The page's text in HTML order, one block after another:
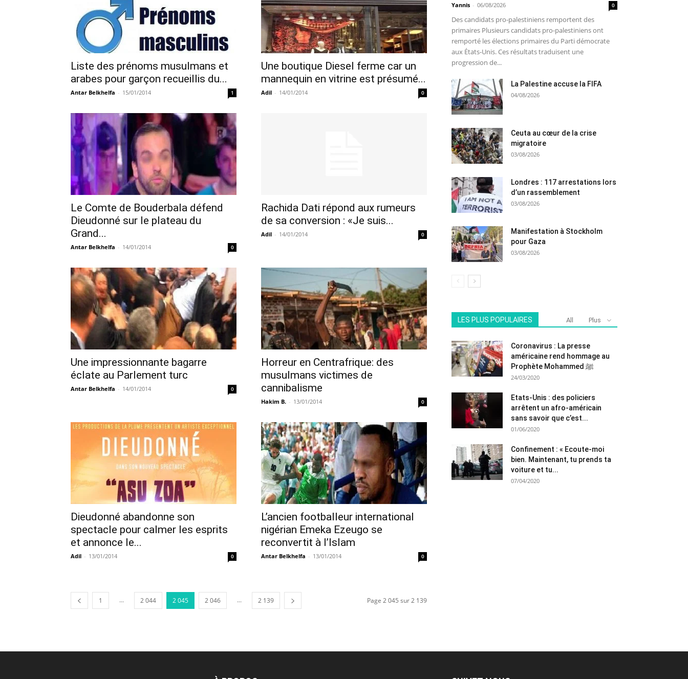
Liste des prénoms musulmans et
arabes pour garçon recueillis du...
Antar Belkhelfa - 15/01/2014 1
Une boutique Diesel ferme car un
mannequin en vitrine est présumé...
Adil - 14/01/2014 0
Le Comte de Bouderbala défend
Dieudonné sur le plateau du
Grand...
Antar Belkhelfa - 14/01/2014 0
Rachida Dati répond aux rumeurs
de sa conversion : «Je suis...
Adil - 14/01/2014 0
Une impressionnante bagarre
éclate au Parlement turc
Antar Belkhelfa - 14/01/2014 0
Horreur en Centrafrique: des
musulmans victimes de
cannibalisme
Hakim B. - 13/01/2014 0
Dieudonné abandonne son
spectacle pour calmer les esprits
et annonce le...
Adil - 13/01/2014 0
L’ancien footballeur international
nigérian Emeka Ezeugo se
reconvertit à l’Islam
Antar Belkhelfa - 13/01/2014 0
1 ... 2 044 2 045 2 046 ... 2 139 Page 2 045 sur 2 139
Yannis - 06/08/2026 0
Des candidats pro-palestiniens remportent des
primaires Plusieurs candidats pro-palestiniens ont
remporté les élections primaires du Parti démocrate
aux États-Unis. Ces résultats traduisent une
progression de...
La Palestine accuse la FIFA
04/08/2026
Ceuta au cœur de la crise
migratoire
03/08/2026
Londres : 117 arrestations lors
d’un rassemblement
03/08/2026
Manifestation à Stockholm
pour Gaza
03/08/2026
LES PLUS POPULAIRES All Plus
Coronavirus : La presse
américaine rend hommage au
Prophète Mohammed ﷺ
24/03/2020
Etats-Unis : des policiers
arrêtent un afro-américain
sans savoir que c’est...
01/06/2020
Confinement : « Ecoute-moi
bien. Maintenant, tu prends ta
voiture et tu...
07/04/2020